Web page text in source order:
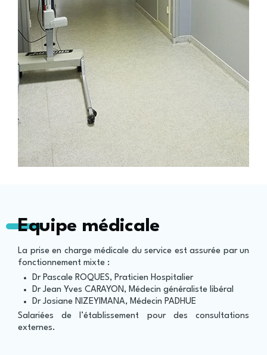
Equipe médicale
La prise en charge médicale du service est assurée par un
fonctionnement mixte :
Dr Pascale ROQUES, Praticien Hospitalier
Dr Jean Yves CARAYON, Médecin généraliste libéral
Dr Josiane NIZEYIMANA, Médecin PADHUE
Salariées de l’établissement pour des consultations
externes.